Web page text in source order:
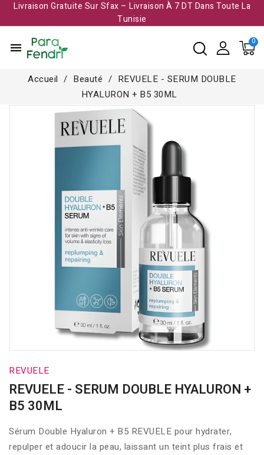
Livraison Gratuite Sur Sfax – Livraison À 7 DT Dans Toute La
Tunisie​
menu
Accueil Beauté
REVUELE - SERUM DOUBLE
HYALURON + B5 30ML
-26,000 TND
REVUELE
REVUELE - SERUM DOUBLE HYALURON +
B5 30ML
Sérum Double Hyaluron + B5 REVUELE pour hydrater,
repulper et adoucir la peau, laissant un teint plus frais et